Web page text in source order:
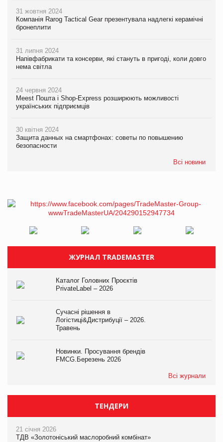
31 жовтня 2024
Компанія Rarog Tactical Gear презентувала надлегкі керамічні
бронеплити
31 липня 2024
Напівфабрикати та консерви, які стануть в пригоді, коли довго
нема світла
24 червня 2024
Meest Пошта і Shop-Express розширюють можливості
українських підприємців
30 квітня 2024
Защита данных на смартфонах: советы по повышению
безопасности
Всі новини
ЖУРНАЛ TRADEMASTER
Каталог Головних Проєктів
PrivateLabel – 2026
Сучасні рішення в
Логістиці&Дистрибуції – 2026.
Травень
Новинки. Просування брендів
FMCG.Березень 2026
Всі журнали
ТЕНДЕРИ
21 січня 2026
ТДВ «Золотоніський маслоробний комбінат»